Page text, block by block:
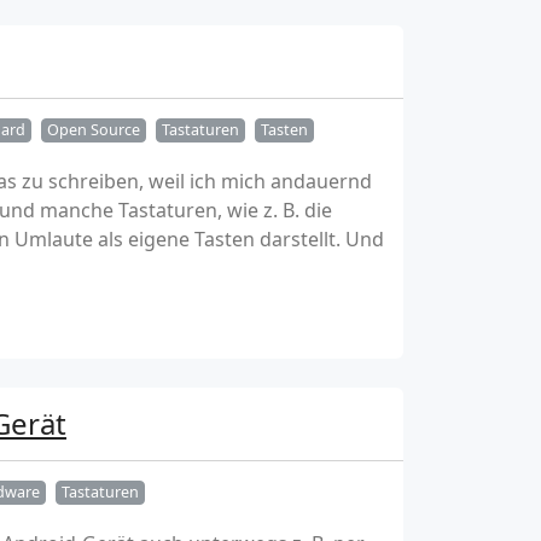
Open Source Tastaturen Tasten
zu schreiben, weil ich mich andauernd
manche Tastaturen, wie z. B. die
als eigene Tasten darstellt. Und
Tastaturen